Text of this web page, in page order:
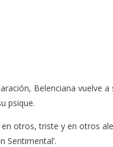
Belenciana vuelve a
psique.
otros, triste y en otros
Sentimental’.